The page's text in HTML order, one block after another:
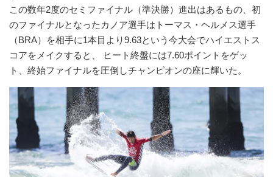
この数年2度のセミファイナル（準決勝）進出はあるもの、初
のファイナルとなったカノア選手はトーマス・ヘルメス選手
（BRA）を相手に1本目より9.63という今大会でハイエストス
コアをメイクすると、 ヒート終盤には7.60ポイントをゲッ
ト、終始ファイナルを圧倒しチャンピオンの座に輝いた。